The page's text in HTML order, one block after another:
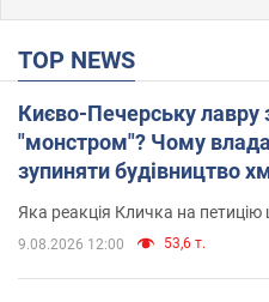
TOP NEWS
Києво-Печерську
"монстром"? Чому
зупиняти будівництво
вірянина"
Яка реакція Кличка на
9.08.2026 12:00 53,6 т.